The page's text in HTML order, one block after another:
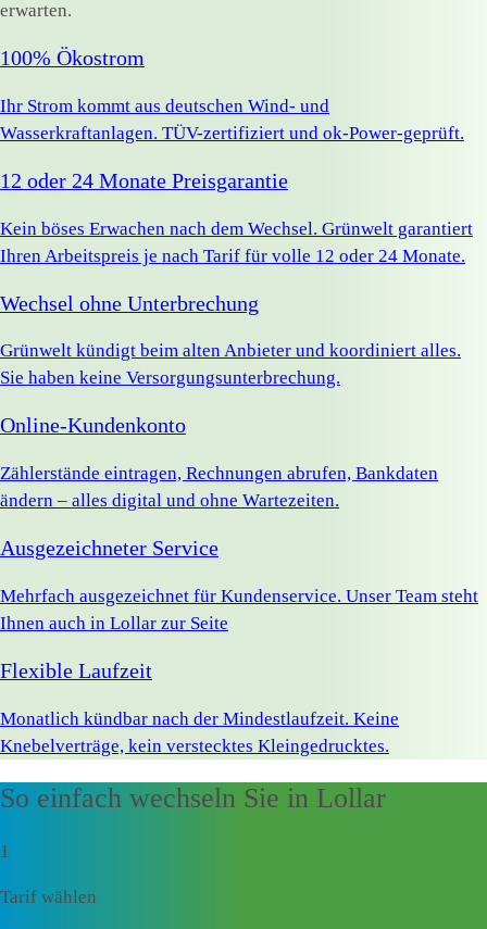
erwarten.
100% Ökostrom
Ihr Strom kommt aus deutschen Wind- und
Wasserkraftanlagen. TÜV-zertifiziert und ok-Power-geprüft.
12 oder 24 Monate Preisgarantie
Kein böses Erwachen nach dem Wechsel. Grünwelt garantiert
Ihren Arbeitspreis je nach Tarif für volle 12 oder 24 Monate.
Wechsel ohne Unterbrechung
Grünwelt kündigt beim alten Anbieter und koordiniert alles.
Sie haben keine Versorgungsunterbrechung.
Online-Kundenkonto
Zählerstände eintragen, Rechnungen abrufen, Bankdaten
ändern – alles digital und ohne Wartezeiten.
Ausgezeichneter Service
Mehrfach ausgezeichnet für Kundenservice. Unser Team steht
Ihnen auch in Lollar zur Seite
Flexible Laufzeit
Monatlich kündbar nach der Mindestlaufzeit. Keine
Knebelverträge, kein verstecktes Kleingedrucktes.
So einfach wechseln Sie in Lollar
1
Tarif wählen